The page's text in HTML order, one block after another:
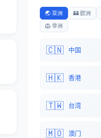
🌏 亚洲 🏰 欧洲
🦁 非洲
🇨🇳 中国
🇭🇰 香港
🇹🇼 台湾
🇲🇴 澳门